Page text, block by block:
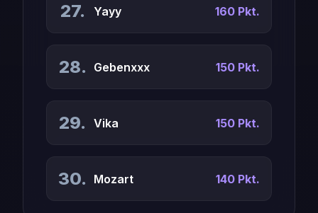
27. Yayy 160 Pkt.
28. Gebenxxx 150 Pkt.
29. Vika 150 Pkt.
30. Mozart 140 Pkt.